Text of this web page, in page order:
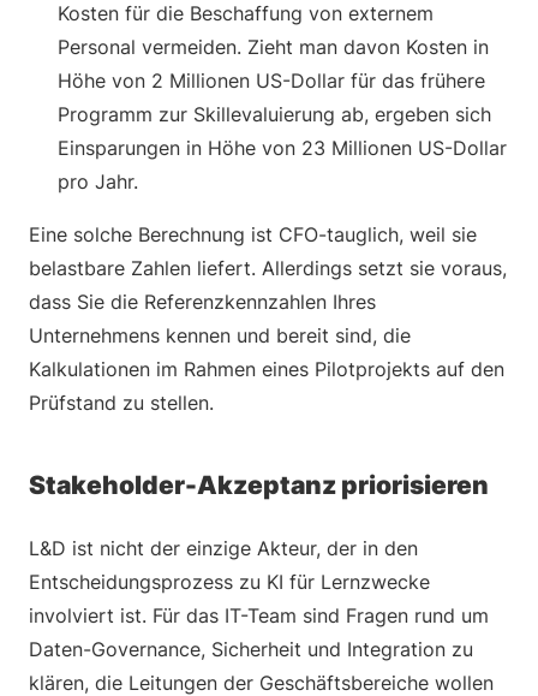
Kosten für die Beschaffung von externem
Personal vermeiden. Zieht man davon Kosten in
Höhe von 2 Millionen US-Dollar für das frühere
Programm zur Skillevaluierung ab, ergeben sich
Einsparungen in Höhe von 23 Millionen US-Dollar
pro Jahr.
Eine solche Berechnung ist CFO-tauglich, weil sie
belastbare Zahlen liefert. Allerdings setzt sie voraus,
dass Sie die Referenzkennzahlen Ihres
Unternehmens kennen und bereit sind, die
Kalkulationen im Rahmen eines Pilotprojekts auf den
Prüfstand zu stellen.
Stakeholder-Akzeptanz priorisieren
L&D ist nicht der einzige Akteur, der in den
Entscheidungsprozess zu KI für Lernzwecke
involviert ist. Für das IT-Team sind Fragen rund um
Daten-Governance, Sicherheit und Integration zu
klären, die Leitungen der Geschäftsbereiche wollen